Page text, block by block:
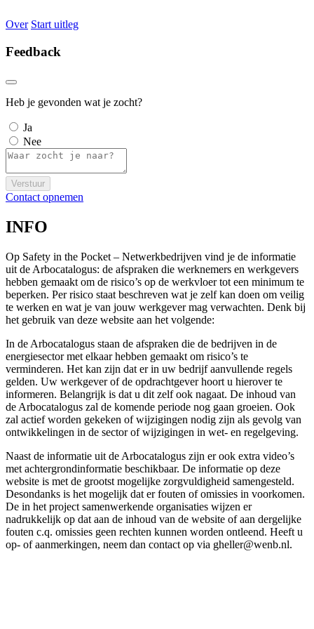
Over Start uitleg
Feedback
Heb je gevonden wat je zocht?
Ja
Nee
Verstuur
Contact opnemen
INFO
Op Safety in the Pocket – Netwerkbedrijven vind je de informatie
uit de Arbocatalogus: de afspraken die werknemers en werkgevers
hebben gemaakt om de risico’s op de werkvloer tot een minimum te
beperken. Per risico staat beschreven wat je zelf kan doen om veilig
te werken en wat je van jouw werkgever mag verwachten. Denk bij
het gebruik van deze website aan het volgende:
In de Arbocatalogus staan de afspraken die de bedrijven in de
energiesector met elkaar hebben gemaakt om risico’s te
verminderen. Het kan zijn dat er in uw bedrijf aanvullende regels
gelden. Uw werkgever of de opdrachtgever hoort u hierover te
informeren. Belangrijk is dat u dit zelf ook nagaat. De inhoud van
de Arbocatalogus zal de komende periode nog gaan groeien. Ook
zal actief worden gekeken of wijzigingen nodig zijn als gevolg van
ontwikkelingen in de sector of wijzigingen in wet- en regelgeving.
Naast de informatie uit de Arbocatalogus zijn er ook extra video’s
met achtergrondinformatie beschikbaar. De informatie op deze
website is met de grootst mogelijke zorgvuldigheid samengesteld.
Desondanks is het mogelijk dat er fouten of omissies in voorkomen.
De in het project samenwerkende organisaties wijzen er
nadrukkelijk op dat aan de inhoud van de website of aan dergelijke
fouten c.q. omissies geen rechten kunnen worden ontleend. Heeft u
op- of aanmerkingen, neem dan contact op via gheller@wenb.nl.